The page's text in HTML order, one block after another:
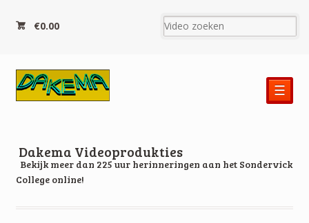
€0.00
☰
Dakema Videoprodukties
Bekijk meer dan 225 uur herinneringen aan het Sondervick
College online!